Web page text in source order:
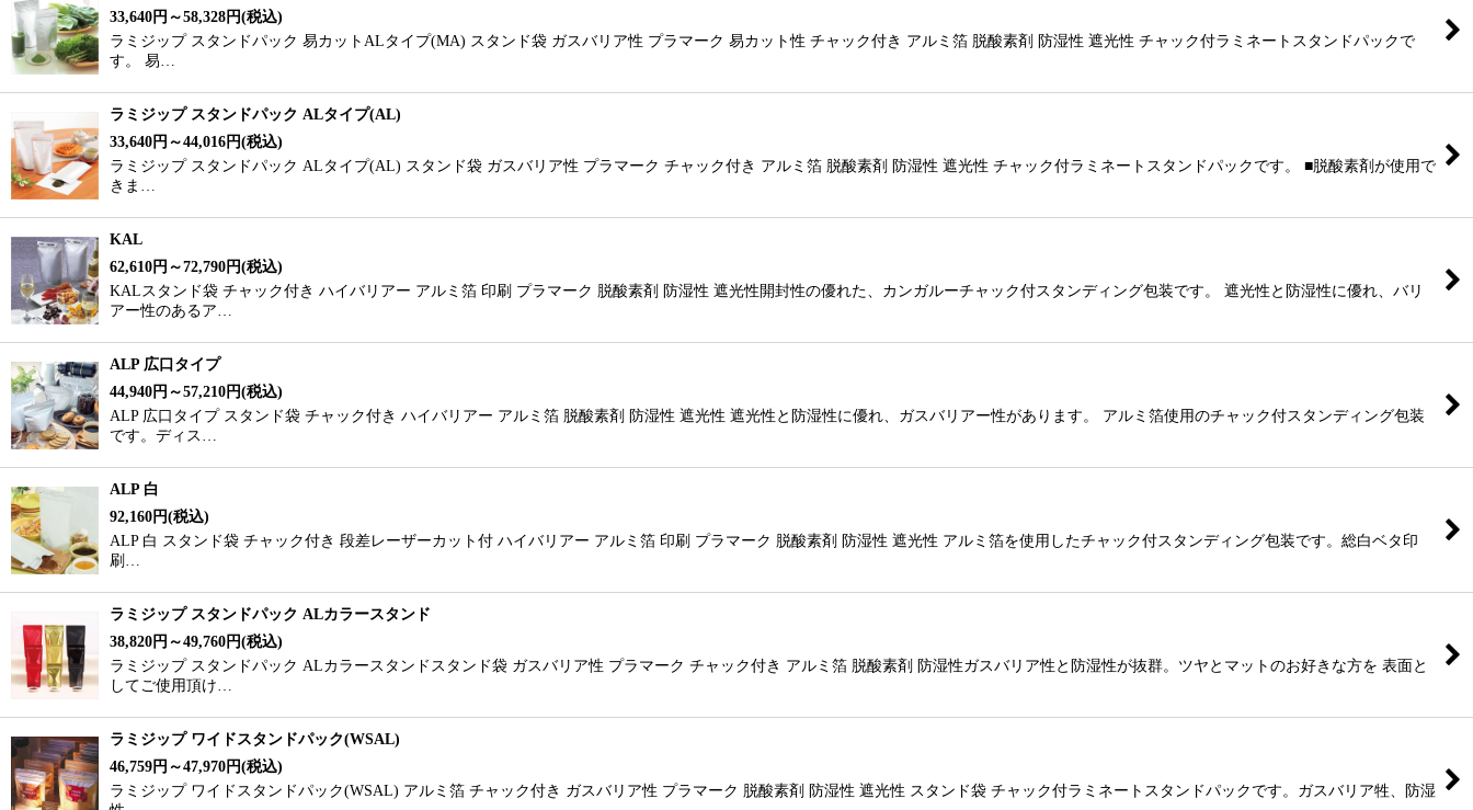
33,640円 ～58,328円(税込)
ラミジップ スタンドパック 易カットALタイプ(MA) スタンド袋 ガスバリア性 プラマーク 易カット性 チャック付き アルミ箔 脱酸素剤 防湿性 遮光性 チャック付ラミネートスタンドパックで
す。 易…
ラミジップ スタンドパック ALタイプ(AL)
33,640円 ～44,016円(税込)
ラミジップ スタンドパック ALタイプ(AL) スタンド袋 ガスバリア性 プラマーク チャック付き アルミ箔 脱酸素剤 防湿性 遮光性 チャック付ラミネートスタンドパックです。 ■脱酸素剤が使用で
きま…
KAL
62,610円 ～72,790円(税込)
KALスタンド袋 チャック付き ハイバリアー アルミ箔 印刷 プラマーク 脱酸素剤 防湿性 遮光性開封性の優れた、カンガルーチャック付スタンディング包装です。 遮光性と防湿性に優れ、バリ
アー性のあるア…
ALP 広口タイプ
44,940円 ～57,210円(税込)
ALP 広口タイプ スタンド袋 チャック付き ハイバリアー アルミ箔 脱酸素剤 防湿性 遮光性 遮光性と防湿性に優れ、ガスバリアー性があります。 アルミ箔使用のチャック付スタンディング包装
です。ディス…
ALP 白
92,160円(税込)
ALP 白 スタンド袋 チャック付き 段差レーザーカット付 ハイバリアー アルミ箔 印刷 プラマーク 脱酸素剤 防湿性 遮光性 アルミ箔を使用したチャック付スタンディング包装です。総白ベタ印
刷…
ラミジップ スタンドパック ALカラースタンド
38,820円 ～49,760円(税込)
ラミジップ スタンドパック ALカラースタンドスタンド袋 ガスバリア性 プラマーク チャック付き アルミ箔 脱酸素剤 防湿性ガスバリア性と防湿性が抜群。ツヤとマットのお好きな方を 表面と
してご使用頂け…
ラミジップ ワイドスタンドパック(WSAL)
46,759円 ～47,970円(税込)
ラミジップ ワイドスタンドパック(WSAL) アルミ箔 チャック付き ガスバリア性 プラマーク 脱酸素剤 防湿性 遮光性 スタンド袋 チャック付ラミネートスタンドパックです。ガスバリア牲、防湿